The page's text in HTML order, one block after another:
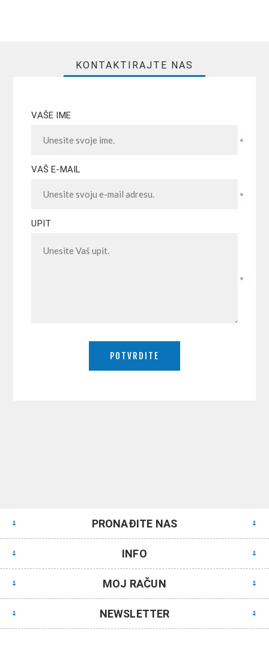
KONTAKTIRAJTE NAS
VAŠE IME
*
VAŠ E-MAIL
*
UPIT
*
PRONAĐITE NAS
INFO
MOJ RAČUN
NEWSLETTER